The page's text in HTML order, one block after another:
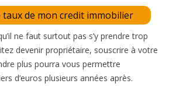
taux de mon credit immobilier
ne faut surtout pas s’y prendre trop
devenir propriétaire, souscrire à votre
plus pourra vous permettre
d’euros plusieurs années après.